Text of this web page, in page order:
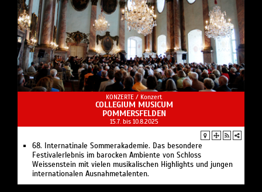
KONZERTE / Konzert
COLLEGIUM MUSICUM
POMMERSFELDEN
15.7. bis 10.8.2025
68. Internatinale Sommerakademie. Das besondere
Festivalerlebnis im barocken Ambiente von Schloss
Weissenstein mit vielen musikalischen Highlights und jungen
internationalen Ausnahmetalenten.